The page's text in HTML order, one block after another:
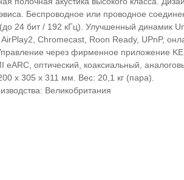
Беспроводное или проводное
24 бит / 192 кГц). Улучшенный динамик
Chromecast, Roon Ready, UPnP,
через фирменное приложение
eARC, оптический, коаксиальный,
x 305 x 311 мм. Вес: 20,1 кг (пара).
Великобритания